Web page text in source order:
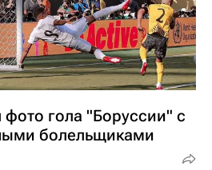
гола "Боруссии" с
болельщиками